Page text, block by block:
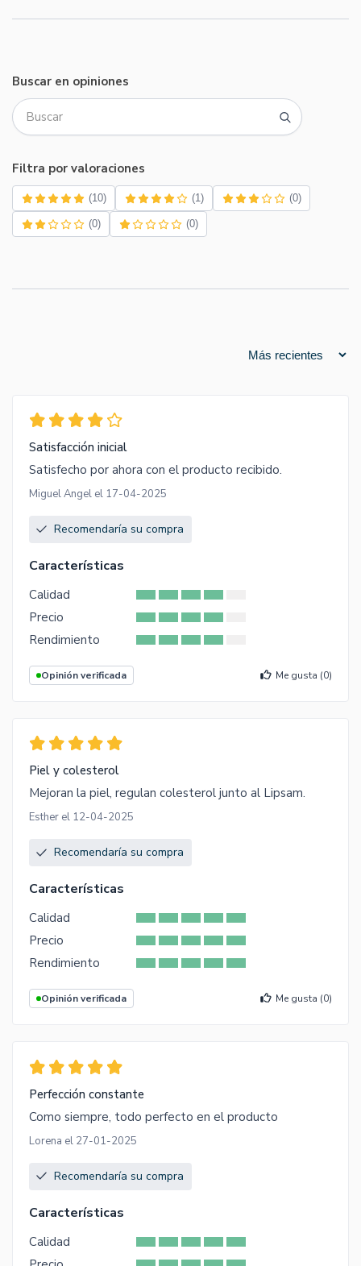
Buscar en opiniones
Filtra por valoraciones
(10) (1) (0)
(0) (0)
Satisfacción inicial
Satisfecho por ahora con el producto recibido.
Miguel Angel el 17-04-2025
Recomendaría su compra
Características
Calidad
Precio
Rendimiento
Opinión verificada Me gusta (0)
Piel y colesterol
Mejoran la piel, regulan colesterol junto al Lipsam.
Esther el 12-04-2025
Recomendaría su compra
Características
Calidad
Precio
Rendimiento
Opinión verificada Me gusta (0)
Perfección constante
Como siempre, todo perfecto en el producto
Lorena el 27-01-2025
Recomendaría su compra
Características
Calidad